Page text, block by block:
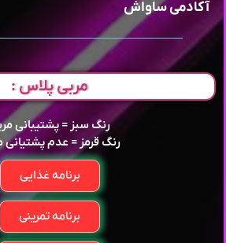
آکادمی ساواش
مربی پلاس :
رنگ سبز = پشتیبانی
رنگ قرمز = عدم پشتیانی
برنامه غذایی
برنامه تمرینی